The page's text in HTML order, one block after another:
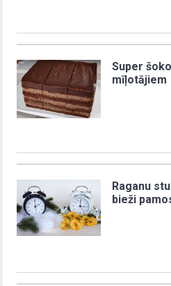
Super
mīļotājiem
Raganu
bieži